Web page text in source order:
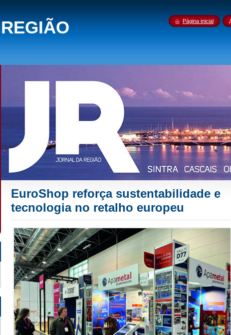
EuroShop reforça sustentabilidade e
tecnologia no retalho europeu
Página inicial